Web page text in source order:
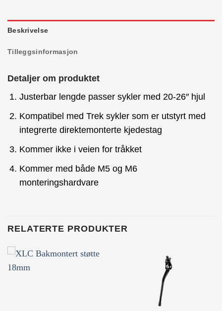
Beskrivelse
Tilleggsinformasjon
Detaljer om produktet
Justerbar lengde passer sykler med 20-26″ hjul
Kompatibel med Trek sykler som er utstyrt med
integrerte direktemonterte kjedestag
Kommer ikke i veien for tråkket
Kommer med både M5 og M6
monteringshardvare
RELATERTE PRODUKTER